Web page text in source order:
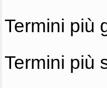
Termini più
Termini più